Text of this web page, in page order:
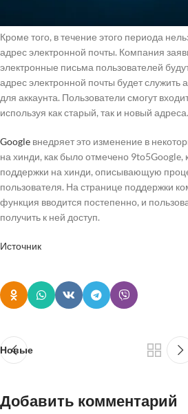
Кроме того, в течение этого периода
адрес электронной почты. Компания
электронные письма пользователей
адрес электронной почты будет служить
для аккаунта. Пользователи смогут
используя как старый, так и новый адреса.
Google внедряет это изменение в
на хинди, как было отмечено 9to5Google,
поддержки на хинди, описывающую
пользователя. На странице поддержки
функция вводится постепенно, и
получить к ней доступ.
Источник
Новые
Добавить комментарий